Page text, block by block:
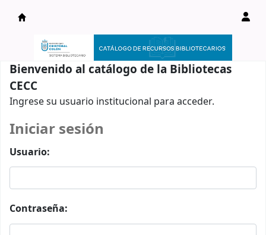
Catálogo en línea
Bienvenido al catálogo de la Bibliotecas
CECC
Ingrese su usuario institucional para acceder.
Iniciar sesión
Usuario:
Contraseña: